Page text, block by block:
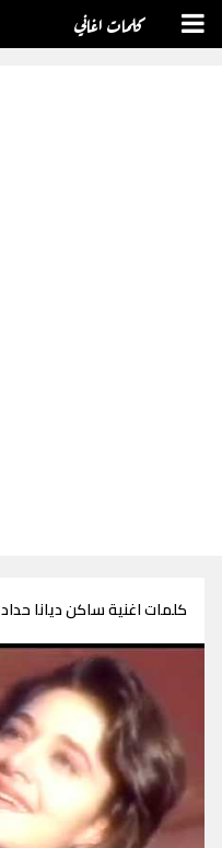
كلمات اغاني
كلمات اغنية ساكن ديانا حداد